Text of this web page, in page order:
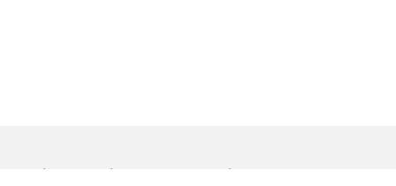
| | |